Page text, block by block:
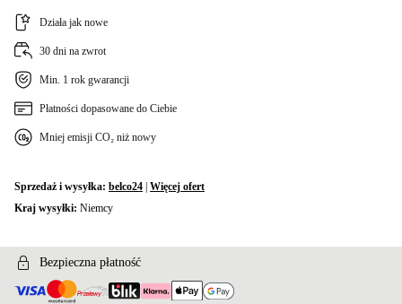
Działa jak nowe
30 dni na zwrot
Min. 1 rok gwarancji
Płatności dopasowane do Ciebie
Mniej emisji CO₂ niż nowy
Sprzedaż i wysyłka: belco24 Więcej ofert
Kraj wysyłki: Niemcy
Bezpieczna płatność